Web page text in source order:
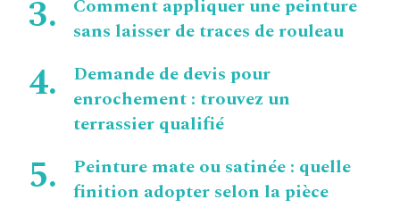
Comment appliquer une peinture
sans laisser de traces de rouleau
Demande de devis pour
enrochement : trouvez un
terrassier qualifié
Peinture mate ou satinée : quelle
finition adopter selon la pièce